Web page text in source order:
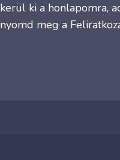
kerül ki a honlapomra,
nyomd meg a